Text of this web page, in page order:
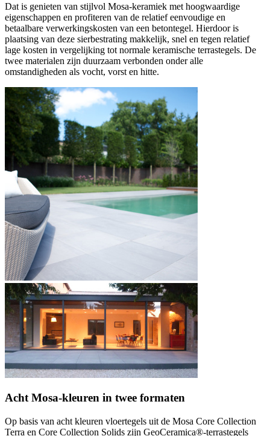
Dat is genieten van stijlvol Mosa-keramiek met hoogwaardige
eigenschappen en profiteren van de relatief eenvoudige en
betaalbare verwerkingskosten van een betontegel. Hierdoor is
plaatsing van deze sierbestrating makkelijk, snel en tegen relatief
lage kosten in vergelijking tot normale keramische terrastegels. De
twee materialen zijn duurzaam verbonden onder alle
omstandigheden als vocht, vorst en hitte.
Acht Mosa-kleuren in twee formaten
Op basis van acht kleuren vloertegels uit de Mosa Core Collection
Terra en Core Collection Solids zijn GeoCeramica®-terrastegels